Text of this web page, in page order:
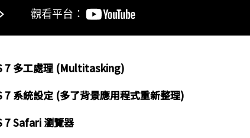
7 多工處理 (Multitasking)
7 系統設定 (多了背景應用程式重新整理)
7 Safari 瀏覽器